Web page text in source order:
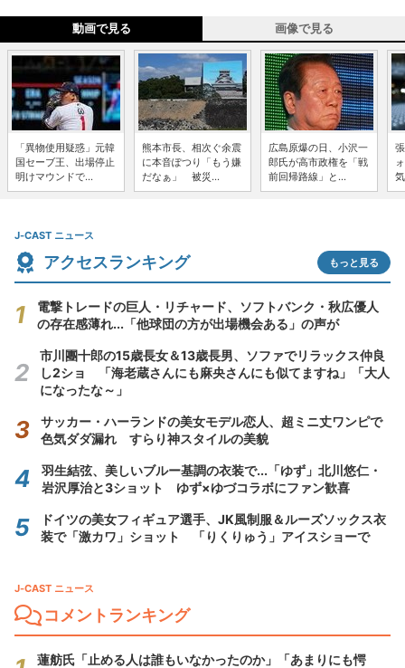
動画で見る 画像で見る
「異物使用疑惑」元韓
国セーブ王、出場停止
明けマウンドで...
熊本市長、相次ぐ余震
に本音ぽつり「もう嫌
だなぁ」 被災...
広島原爆の日、小沢一
郎氏が高市政権を「戦
前回帰路線」と...
J-CAST ニュース
アクセスランキング もっと見る
電撃トレードの巨人・リチャード、ソフトバンク・秋広優人
の存在感薄れ...「他球団の方が出場機会ある」の声が
市川團十郎の15歳長女＆13歳長男、ソファでリラックス仲良
し2ショ 「海老蔵さんにも麻央さんにも似てますね」「大人
になったな～」
サッカー・ハーランドの美女モデル恋人、超ミニ丈ワンピで
色気ダダ漏れ すらり神スタイルの美貌
羽生結弦、美しいブルー基調の衣装で...「ゆず」北川悠仁・
岩沢厚治と3ショット ゆず×ゆづコラボにファン歓喜
ドイツの美女フィギュア選手、JK風制服＆ルーズソックス衣
装で「激カワ」ショット 「りくりゅう」アイスショーで
J-CAST ニュース
コメントランキング
蓮舫氏「止める人は誰もいなかったのか」「あまりにも愕